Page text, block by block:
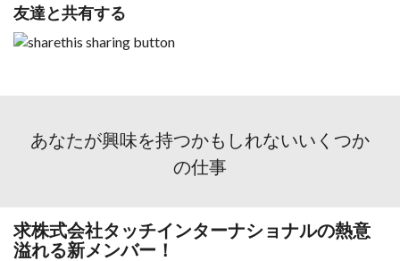
友達と共有する
あなたが興味を持つかもしれないいくつか
の仕事
求株式会社タッチインターナショナルの熱意
溢れる新メンバー！